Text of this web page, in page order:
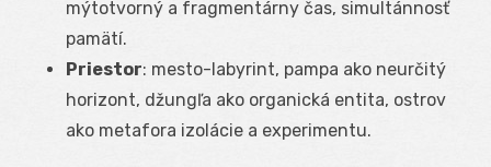
mýtotvorný a fragmentárny čas, simultánnosť
pamätí.
Priestor: mesto-labyrint, pampa ako neurčitý
horizont, džungľa ako organická entita, ostrov
ako metafora izolácie a experimentu.